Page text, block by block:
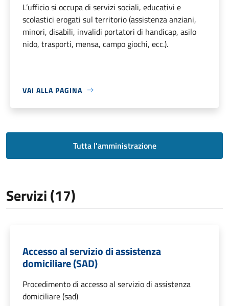
L’ufficio si occupa di servizi sociali, educativi e
scolastici erogati sul territorio (assistenza anziani,
minori, disabili, invalidi portatori di handicap, asilo
nido, trasporti, mensa, campo giochi, ecc.).
VAI ALLA PAGINA
Tutta l'amministrazione
Servizi (17)
Accesso al servizio di assistenza
domiciliare (SAD)
Procedimento di accesso al servizio di assistenza
domiciliare (sad)